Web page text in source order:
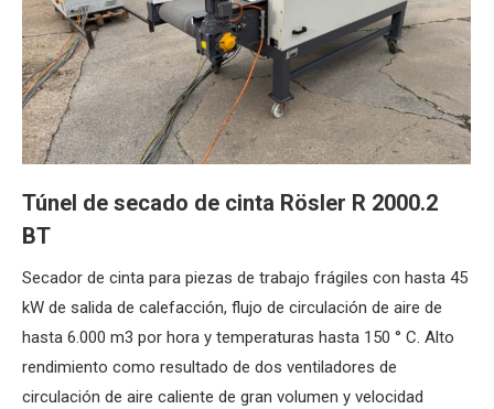
Túnel de secado de cinta Rösler R 2000.2
BT
Secador de cinta para piezas de trabajo frágiles con hasta 45
kW de salida de calefacción, flujo de circulación de aire de
hasta 6.000 m3 por hora y temperaturas hasta 150 ° C. Alto
rendimiento como resultado de dos ventiladores de
circulación de aire caliente de gran volumen y velocidad